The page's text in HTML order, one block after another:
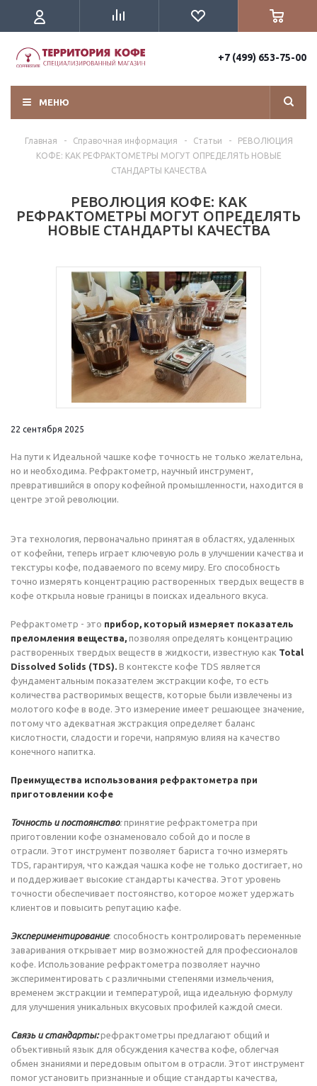
+7 (499) 653-75-00
МЕНЮ
Главная - Справочная информация - Статьи -
РЕВОЛЮЦИЯ
КОФЕ: КАК РЕФРАКТОМЕТРЫ МОГУТ ОПРЕДЕЛЯТЬ НОВЫЕ
СТАНДАРТЫ КАЧЕСТВА
РЕВОЛЮЦИЯ КОФЕ: КАК
РЕФРАКТОМЕТРЫ МОГУТ ОПРЕДЕЛЯТЬ
НОВЫЕ СТАНДАРТЫ КАЧЕСТВА
22 сентября 2025
На пути к Идеальной чашке кофе точность не только желательна,
но и необходима. Рефрактометр, научный инструмент,
превратившийся в опору кофейной промышленности, находится в
центре этой революции.
Эта технология, первоначально принятая в областях, удаленных
от кофейни, теперь играет ключевую роль в улучшении качества и
текстуры кофе, подаваемого по всему миру. Его способность
точно измерять концентрацию растворенных твердых веществ в
кофе открыла новые границы в поисках идеального вкуса.
Рефрактометр - это прибор, который измеряет показатель
преломления вещества, позволяя определять концентрацию
растворенных твердых веществ в жидкости, известную как Total
Dissolved Solids (TDS). В контексте кофе TDS является
фундаментальным показателем экстракции кофе, то есть
количества растворимых веществ, которые были извлечены из
молотого кофе в воде. Это измерение имеет решающее значение,
потому что адекватная экстракция определяет баланс
кислотности, сладости и горечи, напрямую влияя на качество
конечного напитка.
Преимущества использования рефрактометра при
приготовлении кофе
Точность и постоянство:принятие рефрактометра при
приготовлении кофе ознаменовало собой до и после в
отрасли. Этот инструмент позволяет бариста точно измерять
TDS, гарантируя, что каждая чашка кофе не только достигает, но
и поддерживает высокие стандарты качества. Этот уровень
точности обеспечивает постоянство, которое может удержать
клиентов и повысить репутацию кафе.
Экспериментирование: способность контролировать переменные
заваривания открывает мир возможностей для профессионалов
кофе. Использование рефрактометра позволяет научно
экспериментировать с различными степенями измельчения,
временем экстракции и температурой, ища идеальную формулу
для улучшения уникальных вкусовых профилей каждой смеси.
Связь и стандарты: рефрактометры предлагают общий и
объективный язык для обсуждения качества кофе, облегчая
обмен знаниями и передовым опытом в отрасли. Этот инструмент
помог установить признанные и общие стандарты качества,